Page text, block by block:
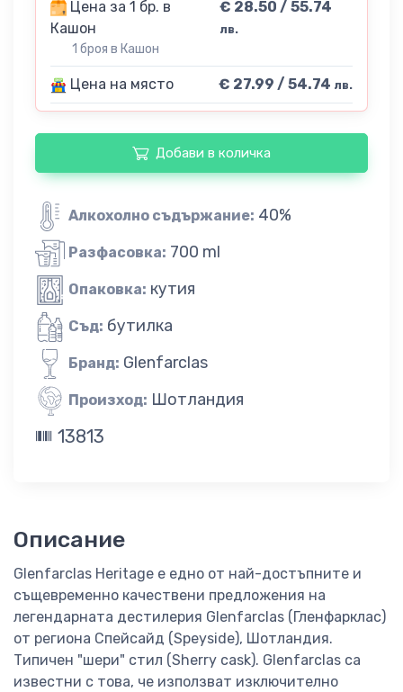
Цена за 1 бр. в
Кашон
1 броя в Кашон
€ 28.50 / 55.74
лв.
Цена на място € 27.99 / 54.74 лв.
Добави в количка
Алкохолно съдържание: 40%
Разфасовка: 700 ml
Опаковка: кутия
Съд: бутилка
Бранд: Glenfarclas
Произход: Шотландия
13813
Описание
Glenfarclas Heritage е едно от най-достъпните и
същевременно качествени предложения на
легендарната дестилерия Glenfarclas (Гленфарклас)
от региона Спейсайд (Speyside), Шотландия.
Типичен "шери" стил (Sherry cask). Glenfarclas са
известни с това, че използват изключително